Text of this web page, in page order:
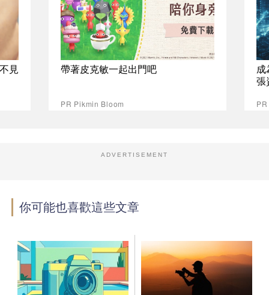
見 帶著皮克敏一起出門吧
PR Pikmin Bloom
成
張
ADVERTISEMENT
你可能也喜歡這些文章